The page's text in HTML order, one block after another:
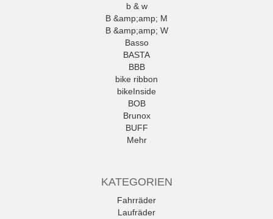
b & w
B &amp;amp; M
B &amp;amp; W
Basso
BASTA
BBB
bike ribbon
bikeInside
BOB
Brunox
BUFF
Mehr
KATEGORIEN
Fahrräder
Laufräder